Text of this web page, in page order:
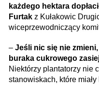
każdego hektara
Furtak z Kułakowic
wiceprzewodniczący
– Jeśli nic się nie
buraka cukrowego
Niektórzy plantatorzy nie
stanowiskach, które